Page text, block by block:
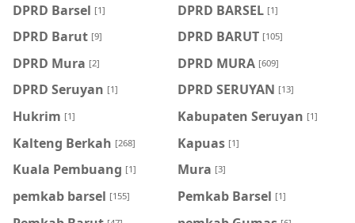
DPRD Barsel [1] DPRD BARSEL [1]
DPRD Barut [9] DPRD BARUT [105]
DPRD Mura [2] DPRD MURA [609]
DPRD Seruyan [1] DPRD SERUYAN [13]
Hukrim [1] Kabupaten Seruyan [1]
Kalteng Berkah [268] Kapuas [1]
Kuala Pembuang [1] Mura [3]
pemkab barsel [155] Pemkab Barsel [1]